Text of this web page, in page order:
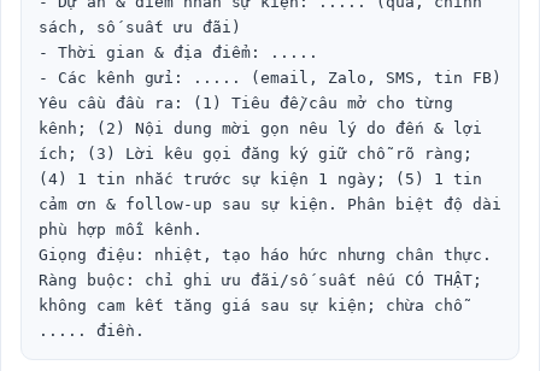
sách, số suất ưu đãi)
- Thời gian & địa điểm: .....
- Các kênh gửi: ..... (email, Zalo, SMS, tin FB)
Yêu cầu đầu ra: (1) Tiêu đề/câu mở cho từng
kênh; (2) Nội dung mời gọn nêu lý do đến & lợi
ích; (3) Lời kêu gọi đăng ký giữ chỗ rõ ràng;
(4) 1 tin nhắc trước sự kiện 1 ngày; (5) 1 tin
cảm ơn & follow-up sau sự kiện. Phân biệt độ dài
phù hợp mỗi kênh.
Giọng điệu: nhiệt, tạo háo hức nhưng chân thực.
Ràng buộc: chỉ ghi ưu đãi/số suất nếu CÓ THẬT;
không cam kết tăng giá sau sự kiện; chừa chỗ
..... điền.